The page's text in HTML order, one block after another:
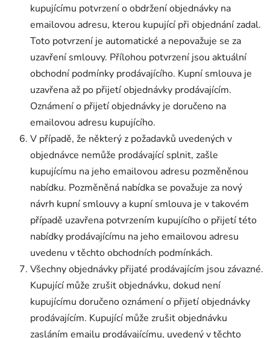
kupujícímu potvrzení o obdržení objednávky na
emailovou adresu, kterou kupující při objednání zadal.
Toto potvrzení je automatické a nepovažuje se za
uzavření smlouvy. Přílohou potvrzení jsou aktuální
obchodní podmínky prodávajícího. Kupní smlouva je
uzavřena až po přijetí objednávky prodávajícím.
Oznámení o přijetí objednávky je doručeno na
emailovou adresu kupujícího.
V případě, že některý z požadavků uvedených v
objednávce nemůže prodávající splnit, zašle
kupujícímu na jeho emailovou adresu pozměněnou
nabídku. Pozměněná nabídka se považuje za nový
návrh kupní smlouvy a kupní smlouva je v takovém
případě uzavřena potvrzením kupujícího o přijetí této
nabídky prodávajícímu na jeho emailovou adresu
uvedenu v těchto obchodních podmínkách.
Všechny objednávky přijaté prodávajícím jsou závazné.
Kupující může zrušit objednávku, dokud není
kupujícímu doručeno oznámení o přijetí objednávky
prodávajícím. Kupující může zrušit objednávku
zasláním emailu prodávajícímu, uvedený v těchto